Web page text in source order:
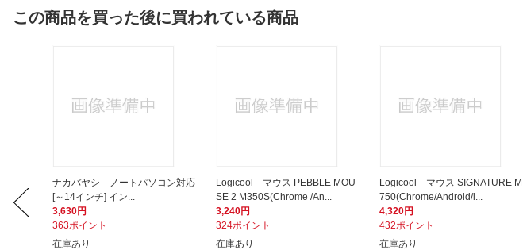
この商品を買った後に買われている商品
ナカバヤシ ノートパソコン対応
[～14インチ] イン...
3,630円
363ポイント
在庫あり
Logicool マウス PEBBLE MOU
SE 2 M350S(Chrome /An...
3,240円
324ポイント
在庫あり
Logicool マウス SIGNATURE M
750(Chrome/Android/i...
4,320円
432ポイント
在庫あり